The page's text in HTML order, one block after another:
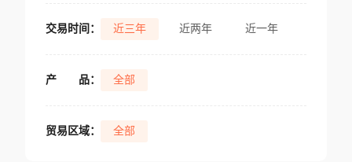
交易时间： 近三年 近两年 近一年
产 品： 全部
贸易区域： 全部